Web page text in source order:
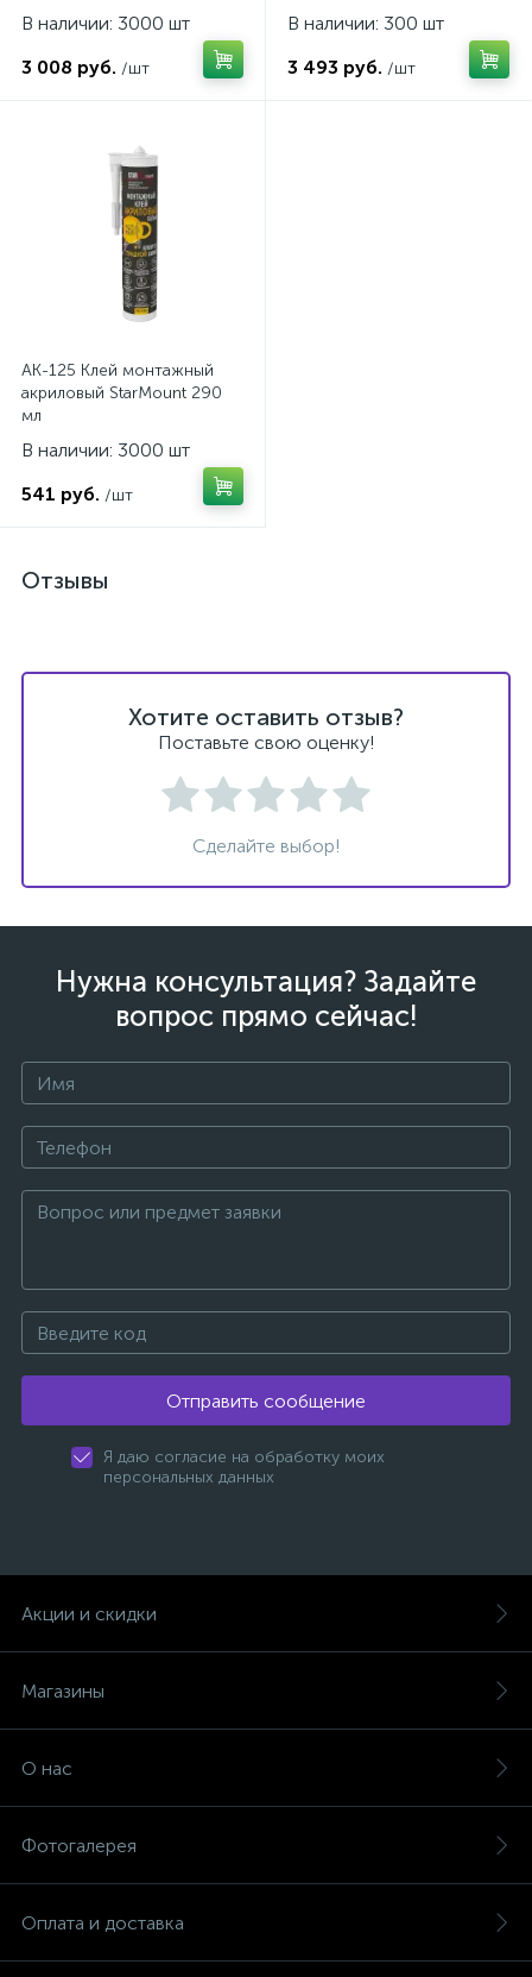
Стоимость за упаковку 4
шт
В наличии: 3000 шт
3 008 руб. /шт
В наличии: 300 шт
3 493 руб. /шт
AK-125 Клей монтажный
акриловый StarMount 290
мл
В наличии: 3000 шт
541 руб. /шт
Отзывы
Хотите оставить отзыв?
Поставьте свою оценку!
Сделайте выбор!
Нужна консультация? Задайте
вопрос прямо сейчас!
Отправить сообщение
Я даю согласие на обработку моих
персональных данных
Акции и скидки
Магазины
О нас
Фотогалерея
Оплата и доставка